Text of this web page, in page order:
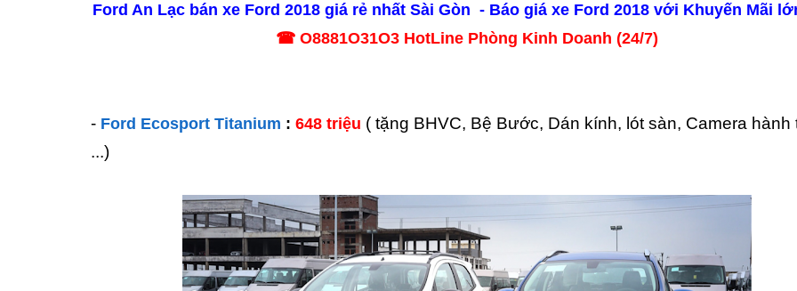
Ford An Lạc bán xe Ford 2018 giá rẻ nhất Sài Gòn - Báo giá xe Ford 2018 với Khuyến Mãi
☎ O8881O31O3 HotLine Phòng Kinh Doanh (24/7)
- Ford Ecosport Titanium : 648 triệu ( tặng BHVC, Bệ Bước, Dán kính, lót sàn, Camera hành
...)